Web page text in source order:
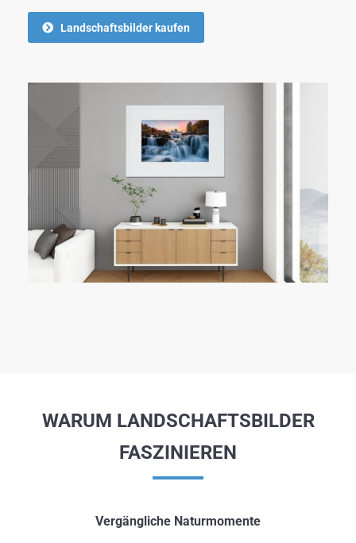
Landschaftsbilder kaufen
WARUM LANDSCHAFTSBILDER
FASZINIEREN
Vergängliche Naturmomente